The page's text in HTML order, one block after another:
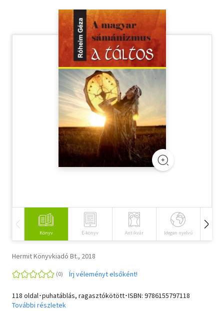
Hobbi, szabadidő
Szótár, nyelvkönyv
Tankönyv, segédkönyv
Társadalomtudomány
Természettudomány
Könyv E-könyv Antikvár Idegen nyelvű
Hermit Könyvkiadó Bt., 2018
Írj véleményt elsőként!
118 oldal･puhatáblás, ragasztókötött･ISBN: 9786155797118
További részletek